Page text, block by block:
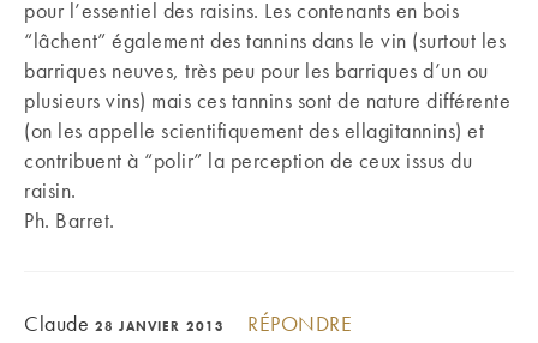
pour l’essentiel des raisins. Les contenants en bois
“lâchent” également des tannins dans le vin (surtout les
barriques neuves, très peu pour les barriques d’un ou
plusieurs vins) mais ces tannins sont de nature différente
(on les appelle scientifiquement des ellagitannins) et
contribuent à “polir” la perception de ceux issus du
raisin.
Ph. Barret.
Claude 28 JANVIER 2013
RÉPONDRE